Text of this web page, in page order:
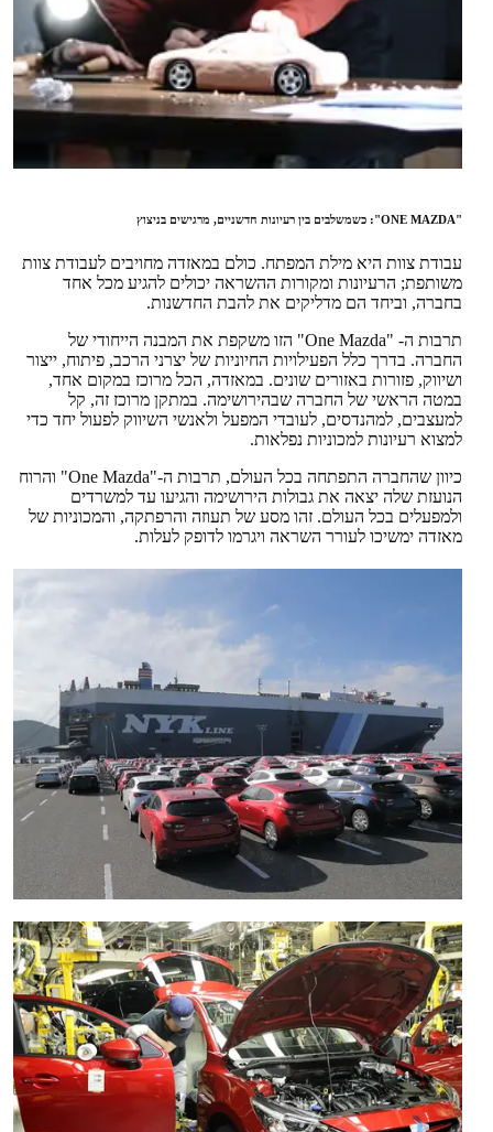
עבודת צוות היא מילת המפתח. כולם במאזדה מחויבים לעבודת צוות
משותפת; הרעיונות ומקורות ההשראה יכולים להגיע מכל אחד
בחברה, וביחד הם מדליקים את להבת החדשנות.
תרבות ה- "One Mazda" הזו משקפת את המבנה הייחודי של
החברה. בדרך כלל הפעילויות החיוניות של יצרני הרכב, פיתוח, ייצור
ושיווק, פזורות באזורים שונים. במאזדה, הכל מרוכז במקום אחד,
במטה הראשי של החברה שבהירושימה. במתקן מרוכז זה, קל
למעצבים, למהנדסים, לעובדי המפעל ולאנשי השיווק לפעול יחד כדי
למצוא רעיונות למכוניות נפלאות.
כיוון שהחברה התפתחה בכל העולם, תרבות ה-"One Mazda" והרוח
הנועזת שלה יצאה את גבולות הירושימה והגיעו עד למשרדים
ולמפעלים בכל העולם. זהו מסע של תעוזה והרפתקה, והמכוניות של
מאזדה ימשיכו לעורר השראה ויגרמו לדופק לעלות.